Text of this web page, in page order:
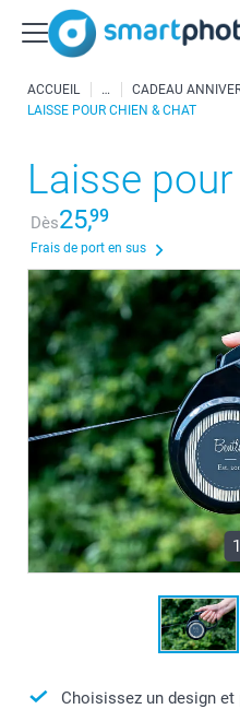
ACCUEIL
CADEAU
LAISSE POUR CHIEN & CHAT
Laisse
Dès25,99
Frais de port en sus
Choisissez un design